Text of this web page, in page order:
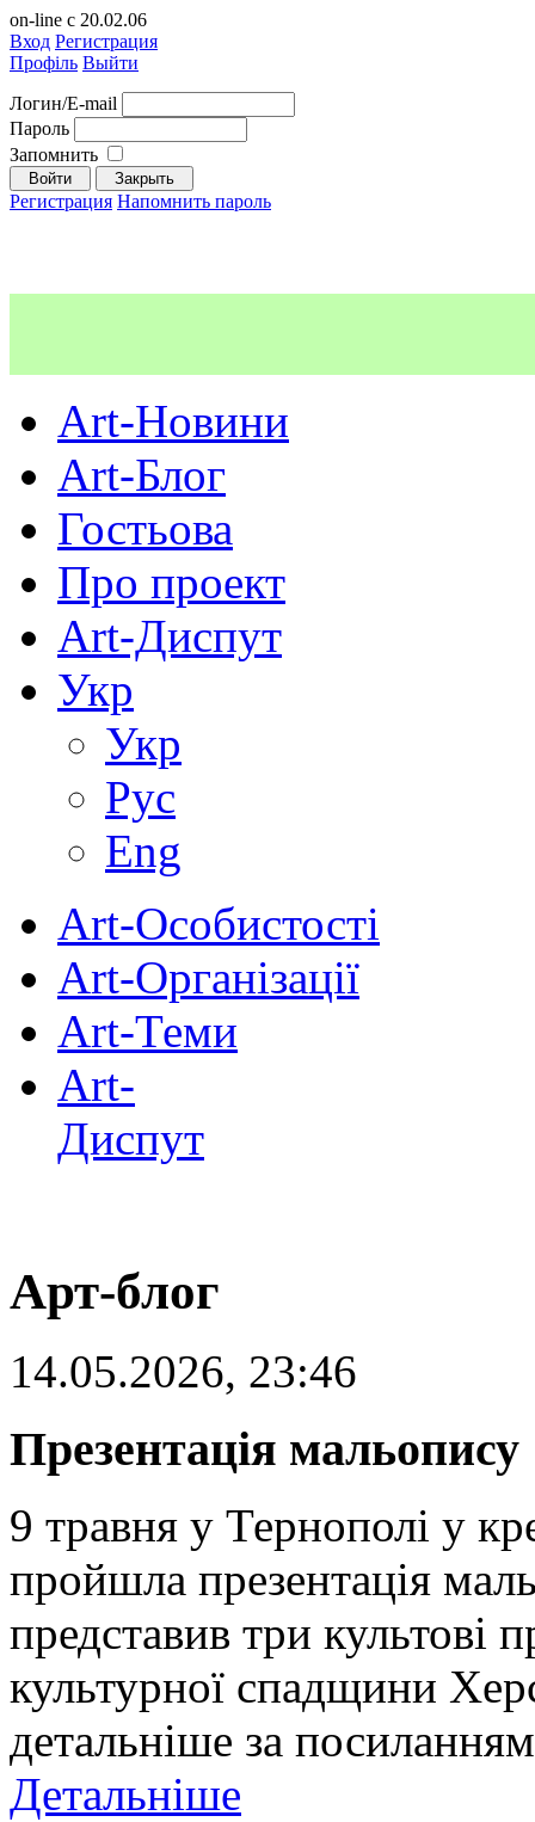
on-line с 20.02.06
Вход Регистрация
Профіль Выйти
Логин/E-mail
Пароль
Запомнить
Регистрация Напомнить пароль
Art-Новини
Art-Блог
Гостьова
Про проект
Art-Диспут
Укр
Укр
Рус
Eng
Art-Особистості
Art-Організації
Art-Теми
Art-
Диспут
Арт-блог
14.05.2026, 23:46
Презентація
9 травня у Тернополі у
пройшла презентація
представив три культові
культурної спадщини
детальніше за
Детальніше